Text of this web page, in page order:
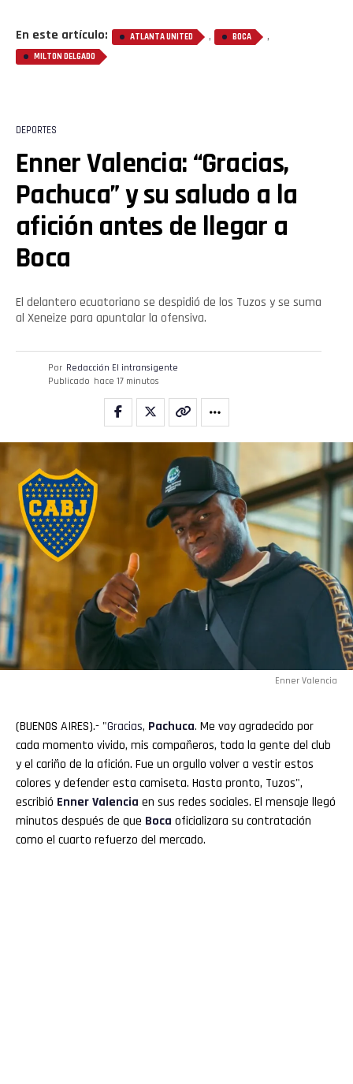
En este artículo: ATLANTA UNITED , BOCA ,
MILTON DELGADO
DEPORTES
Enner Valencia: “Gracias,
Pachuca” y su saludo a la
afición antes de llegar a
Boca
El delantero ecuatoriano se despidió de los Tuzos y se suma
al Xeneize para apuntalar la ofensiva.
Por Redacción El intransigente
Publicado hace 17 minutos
Enner Valencia
(BUENOS AIRES).- "Gracias, Pachuca. Me voy agradecido por
cada momento vivido, mis compañeros, toda la gente del club
y el cariño de la afición. Fue un orgullo volver a vestir estos
colores y defender esta camiseta. Hasta pronto, Tuzos",
escribió Enner Valencia en sus redes sociales. El mensaje llegó
minutos después de que Boca oficializara su contratación
como el cuarto refuerzo del mercado.